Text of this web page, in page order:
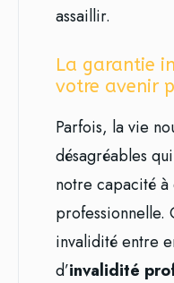
assaillir.
La garantie
votre avenir
Parfois, la vie
désagréables
notre capacité
professionnelle.
invalidité entre
d’invalidité